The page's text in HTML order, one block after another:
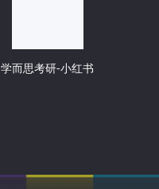
学而思考研-小红书